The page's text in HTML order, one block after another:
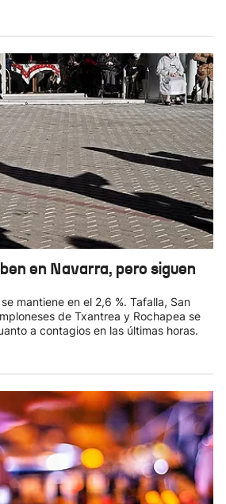
en Navarra, pero siguen
mantiene en el 2,6 %. Tafalla, San
de Txantrea y Rochapea se
a contagios en las últimas horas.